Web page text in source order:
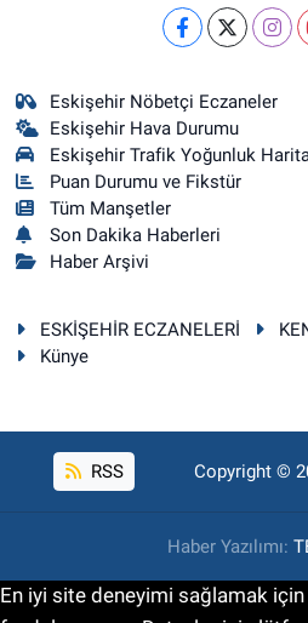
Eskişehir Nöbetçi Eczaneler
Eskişehir Hava Durumu
Eskişehir Trafik Yoğunluk
Puan Durumu ve Fikstür
Tüm Manşetler
Son Dakika Haberleri
Haber Arşivi
ESKİŞEHİR ECZANELERİ
Künye
RSS Copyright ©
Haber Yazılımı:
En iyi site deneyimi sağlamak